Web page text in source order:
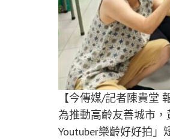
【今傳媒/記者陳貴堂
為推動高齡友善城市
Youtuber樂齡好好拍